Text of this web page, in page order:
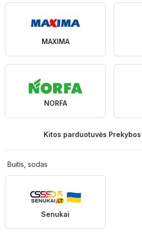
MAXIMA
NORFA
Kitos parduotuvės
Buitis, sodas
Senukai